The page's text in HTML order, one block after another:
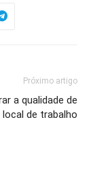
Próximo artigo
a qualidade de
local de trabalho